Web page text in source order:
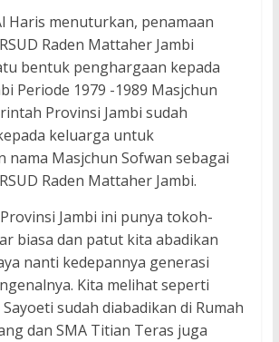
Haris menuturkan, penamaan
Raden Mattaher Jambi
bentuk penghargaan kepada
Periode 1979 -1989 Masjchun
Provinsi Jambi sudah
keluarga untuk
nama Masjchun Sofwan sebagai
Raden Mattaher Jambi.
Jambi ini punya tokoh-
biasa dan patut kita abadikan
nanti kedepannya generasi
Kita melihat seperti
sudah diabadikan di Rumah
dan SMA Titian Teras juga